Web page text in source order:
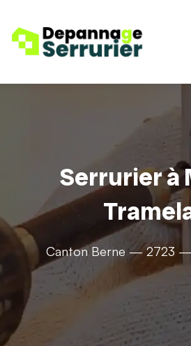
Serrurier à
Canton Berne — 2723